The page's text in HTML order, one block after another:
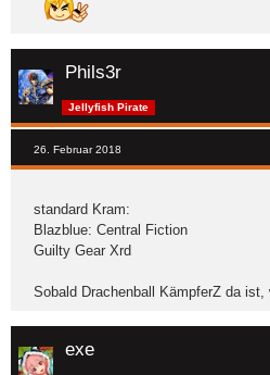
Phils3r
Jellyfish Pirate
26. Februar 2018
standard Kram:
Blazblue: Central Fiction
Guilty Gear Xrd
Sobald Drachenball KämpferZ da
exe